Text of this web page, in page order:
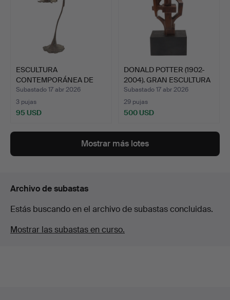
ESCULTURA
CONTEMPORÁNEA DE
BRONCE DE UN ZA…
Subastado 17 abr 2026
3 pujas
95 USD
DONALD POTTER (1902-
2004). GRAN ESCULTURA
…
Subastado 17 abr 2026
29 pujas
500 USD
Mostrar más lotes
Archivo de subastas
Estás buscando en el archivo de subastas concluidas.
Mostrar las subastas en curso.